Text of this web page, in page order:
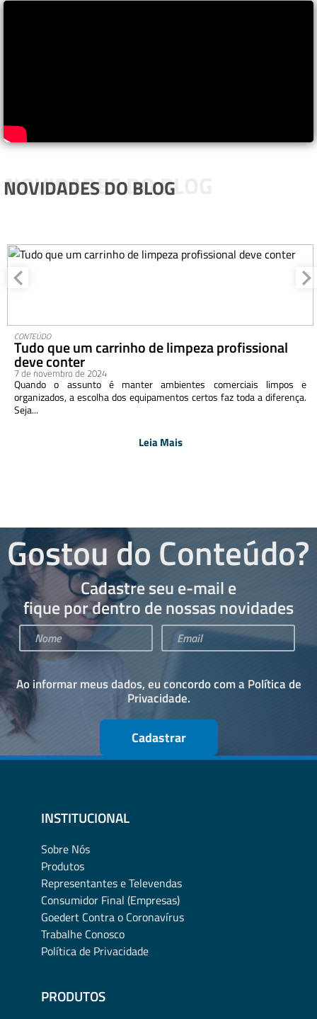
NOVIDADES DO BLOG
NOVIDADES DO BLOG
CONTEÚDO
Tudo que um carrinho de limpeza profissional
deve conter
7 de novembro de 2024
Quando o assunto é manter ambientes comerciais limpos e
organizados, a escolha dos equipamentos certos faz toda a diferença.
Seja...
Leia Mais
Gostou do Conteúdo?
Cadastre seu e-mail e
fique por dentro de nossas novidades
Ao informar meus dados, eu concordo com aPolítica de
Privacidade.
Cadastrar
INSTITUCIONAL
Sobre Nós
Produtos
Representantes e Televendas
Consumidor Final (Empresas)
Goedert Contra o Coronavírus
Trabalhe Conosco
Política de Privacidade
PRODUTOS